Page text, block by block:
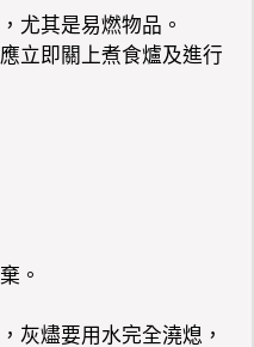
尤其是易燃物品。
立即關上煮食爐及進行
。
灰燼要用水完全澆熄，